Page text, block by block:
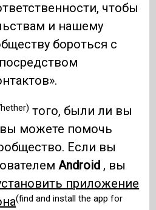
чтобы
и нашему
бороться с
того, были ли вы
можете помочь
Если вы
Android , вы
приложение
(find and install the app for